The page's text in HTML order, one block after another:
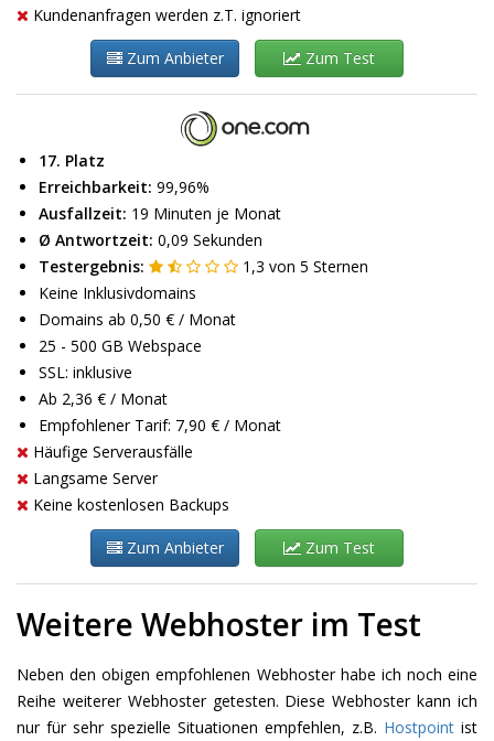
Kundenanfragen werden z.T. ignoriert
Zum Anbieter Zum Test
17. Platz
Erreichbarkeit: 99,96%
Ausfallzeit: 19 Minuten je Monat
Ø Antwortzeit: 0,09 Sekunden
Testergebnis:
1,3 von 5 Sternen
Keine Inklusivdomains
Domains ab 0,50 € / Monat
25 - 500 GB Webspace
SSL: inklusive
Ab 2,36 € / Monat
Empfohlener Tarif: 7,90 € / Monat
Häufige Serverausfälle
Langsame Server
Keine kostenlosen Backups
Zum Anbieter Zum Test
Weitere Webhoster im Test
Neben den obigen empfohlenen Webhoster habe ich noch eine
Reihe weiterer Webhoster getesten. Diese Webhoster kann ich
nur für sehr spezielle Situationen empfehlen, z.B. Hostpoint ist